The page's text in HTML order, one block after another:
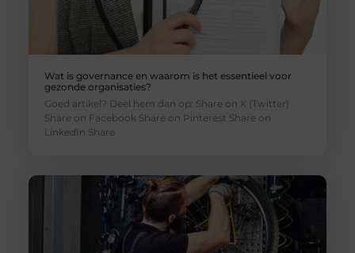
Wat is governance en waarom is het essentieel voor
gezonde organisaties?
Goed artikel? Deel hem dan op: Share on X (Twitter)
Share on Facebook Share on Pinterest Share on
LinkedIn Share